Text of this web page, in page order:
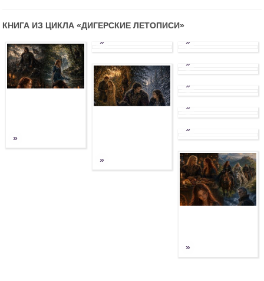
КНИГА ИЗ ЦИКЛА «ДИГЕРСКИЕ ЛЕТОПИСИ»
»
» »
»
»
»
»
»
»